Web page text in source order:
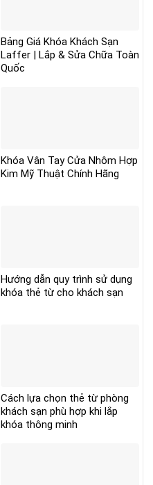
Bảng Giá Khóa Khách Sạn
Laffer | Lắp & Sửa Chữa Toàn
Quốc
Khóa Vân Tay Cửa Nhôm Hợp
Kim Mỹ Thuật Chính Hãng
Hướng dẫn quy trình sử dụng
khóa thẻ từ cho khách sạn
Cách lựa chọn thẻ từ phòng
khách sạn phù hợp khi lắp
khóa thông minh